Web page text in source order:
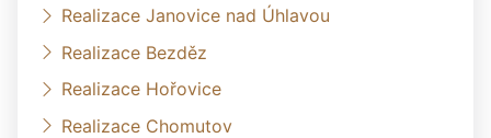
Realizace Janovice nad Úhlavou
Realizace Bezděz
Realizace Hořovice
Realizace Chomutov